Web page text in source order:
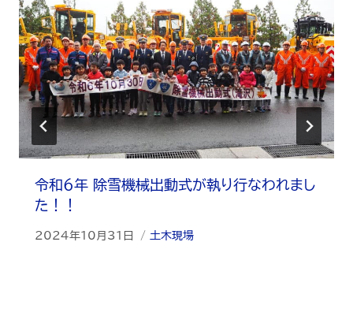
令和６年 除雪機械出動式が執り行なわれまし
た！！
2024年10月31日 土木現場